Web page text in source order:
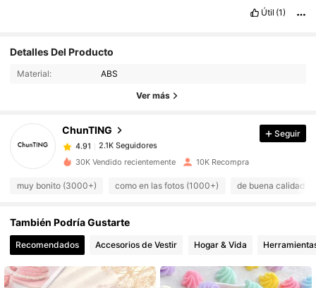
Útil (1)
Detalles Del Producto
Material: ABS
Ver más
ChunTING
4.91 2.1K Seguidores
2.1K Seguidores
2.1K Seguidores
4.91
2.1K Seguidores
S***r seguidoHace 1 día
4.91
4.91 2.1K Seguidores
4.91 2.1K Seguidores
4.91 2.1K Seguidores
Seguir
30K Vendido recientemente 10K Recompra
muy bonito (3000+) como en las fotos (1000+) de buena calidad
También Podría Gustarte
Recomendados Accesorios de Vestir Hogar & Vida